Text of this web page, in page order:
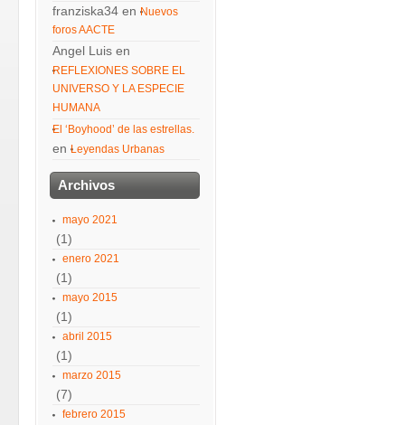
franziska34 en Nuevos
foros AACTE
Angel Luis en
REFLEXIONES SOBRE EL
UNIVERSO Y LA ESPECIE
HUMANA
El ‘Boyhood’ de las estrellas.
en Leyendas Urbanas
Archivos
mayo 2021
(1)
enero 2021
(1)
mayo 2015
(1)
abril 2015
(1)
marzo 2015
(7)
febrero 2015